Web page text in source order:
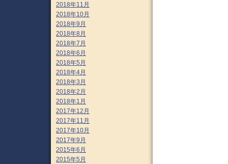
2018年11月
2018年10月
2018年9月
2018年8月
2018年7月
2018年6月
2018年5月
2018年4月
2018年3月
2018年2月
2018年1月
2017年12月
2017年11月
2017年10月
2017年9月
2015年6月
2015年5月